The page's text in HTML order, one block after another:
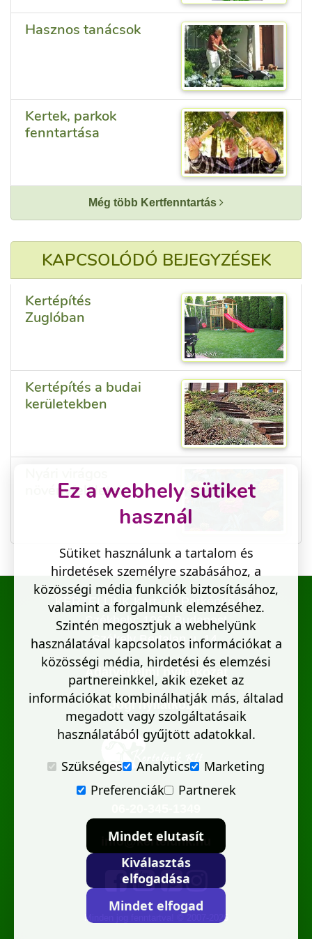
Hasznos tanácsok
Kertek, parkok
fenntartása
Még több Kertfenntartás
KAPCSOLÓDÓ BEJEGYZÉSEK
Kertépítés
Zuglóban
Kertépítés a budai
kerületekben
növényfelületek
KERTELÜNK Kert- és Parképítő Kft.
Székhely: 1062 Budapest
Székely Bertalan u. 14.
Adatvédelmi nyilatkozat
Jogi nyilatkozat
info@kertelunk.hu
Minden jog fenntartva! © 2007-2026
Ez a webhely sütiket
használ
Sütiket használunk a tartalom és
hirdetések személyre szabásához, a
közösségi média funkciók biztosításához,
valamint a forgalmunk elemzéséhez.
Szintén megosztjuk a webhelyünk
használatával kapcsolatos információkat a
közösségi média, hirdetési és elemzési
partnereinkkel, akik ezeket az
információkat kombinálhatják más, általad
megadott vagy szolgáltatásaik
használatából gyűjtött adatokkal.
Szükséges
Analytics
Marketing
Preferenciák
Partnerek
Mindet elutasít
Kiválasztás
elfogadása
Mindet elfogad